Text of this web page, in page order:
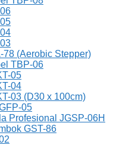
78 (Aerobic Stepper)
TBP-06
05
04
03 (D30 x 100cm)
05
Profesional JGSP-06H
GST-86